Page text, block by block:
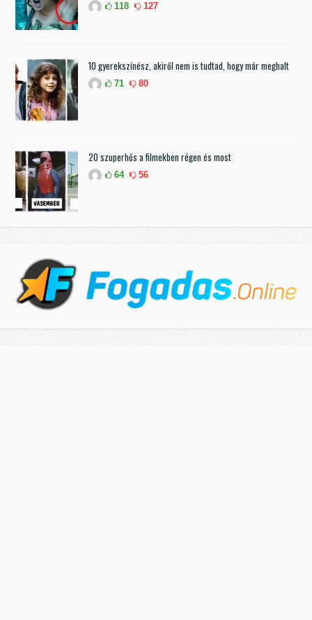
118 127
10 gyerekszínész, akiről nem is tudtad, hogy már meghalt
71 80
20 szuperhős a filmekben régen és most
64 56